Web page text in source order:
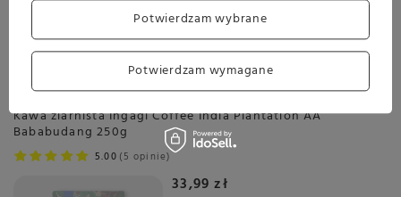
Chwilowo niedostępny
Kawa ziarnista Ingagi Coffee India Plantation AA
Bababudang 250g
5.00 5 opinie
33,99 zł
Potwierdzam wybrane
Potwierdzam wymagane